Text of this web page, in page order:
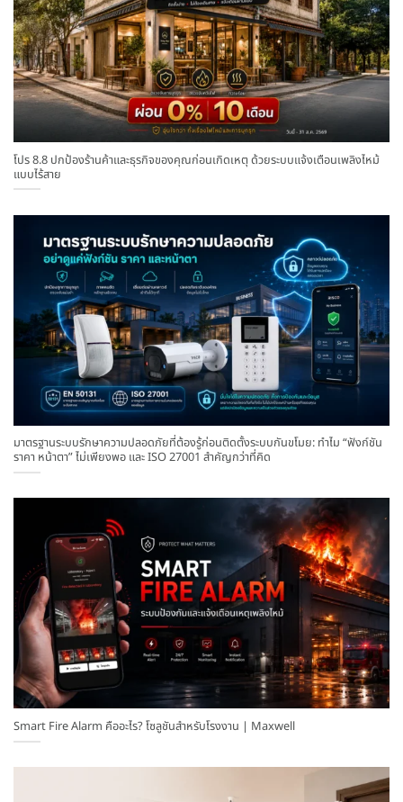
โปร 8.8 ปกป้องร้านค้าและธุรกิจของคุณก่อนเกิดเหตุ ด้วยระบบแจ้งเตือนเพลิงไหม้
แบบไร้สาย
มาตรฐานระบบรักษาความปลอดภัยที่ต้องรู้ก่อนติดตั้งระบบกันขโมย: ทำไม “ฟังก์ชัน
ราคา หน้าตา” ไม่เพียงพอ และ ISO 27001 สำคัญกว่าที่คิด
Smart Fire Alarm คืออะไร? โซลูชันสำหรับโรงงาน | Maxwell